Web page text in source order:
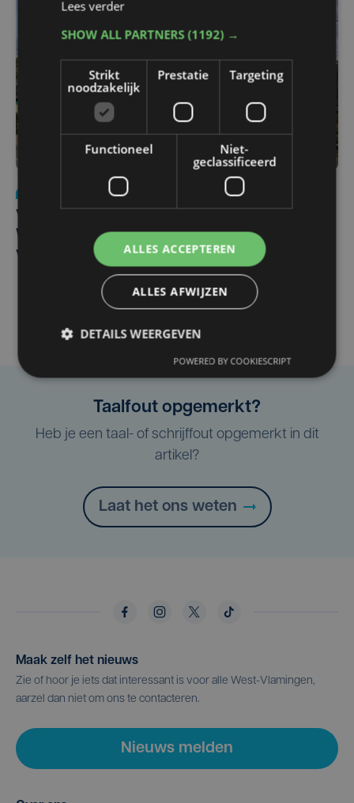
wo 5 augustus | 11:57
Vier Oostendse gynaecologen versterken dienst in AZ
West, dat ook een nieuwe voltijdse gynaecoloog
verwelkomt
Taalfout opgemerkt?
Heb je een taal- of schrijffout opgemerkt in dit
artikel?
Laat het ons weten
Maak zelf het nieuws
Zie of hoor je iets dat interessant is voor alle West-Vlamingen,
aarzel dan niet om ons te contacteren.
Nieuws melden
Lees verder
SHOW ALL PARTNERS(1192) →
Strikt
noodzakelijk
Prestatie Targeting
Functioneel
Niet-
geclassificeerd
ALLES ACCEPTEREN
ALLES AFWIJZEN
DETAILS WEERGEVEN
POWERED BY COOKIESCRIPT